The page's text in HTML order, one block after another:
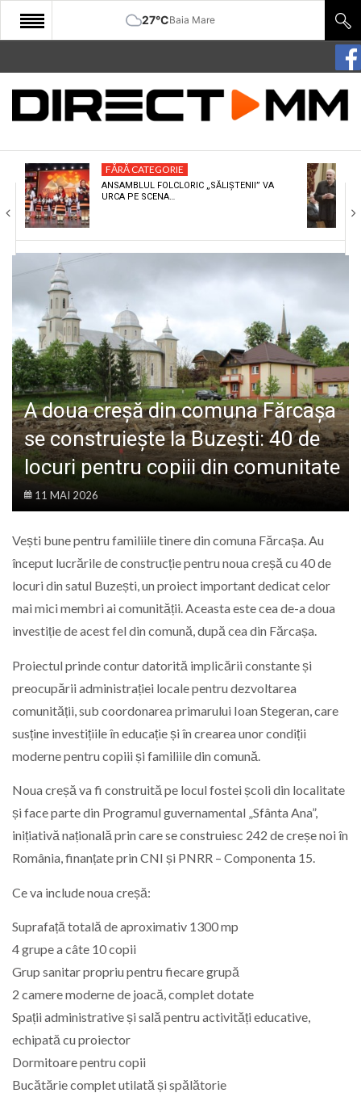
27°CBaia Mare
START
COMUNITATE
CULTURA
ECONOMIE
SANATATE
SPORT
SPECIAL
POLITIC
LIFE
FĂRĂ CATEGORIE
ANSAMBLUL FOLCLORIC „SĂLIȘTENII” VA
URCA PE SCENA…
A doua creșă din comuna Fărcașa
se construiește la Buzești: 40 de
locuri pentru copiii din comunitate
11 MAI 2026
Vești bune pentru familiile tinere din comuna Fărcașa. Au
început lucrările de construcție pentru noua creșă cu 40 de
locuri din satul Buzești, un proiect important dedicat celor
mai mici membri ai comunității. Aceasta este cea de-a doua
investiție de acest fel din comună, după cea din Fărcașa.
Proiectul prinde contur datorită implicării constante și
preocupării administrației locale pentru dezvoltarea
comunității, sub coordonarea primarului Ioan Stegeran, care
susține investițiile în educație și în crearea unor condiții
moderne pentru copiii și familiile din comună.
Noua creșă va fi construită pe locul fostei școli din localitate
și face parte din Programul guvernamental „Sfânta Ana”,
inițiativă națională prin care se construiesc 242 de creșe noi în
România, finanțate prin CNI și PNRR – Componenta 15.
Ce va include noua creșă:
Suprafață totală de aproximativ 1300 mp
4 grupe a câte 10 copii
Grup sanitar propriu pentru fiecare grupă
2 camere moderne de joacă, complet dotate
Spații administrative și sală pentru activități educative,
echipată cu proiector
Dormitoare pentru copii
Bucătărie complet utilată și spălătorie